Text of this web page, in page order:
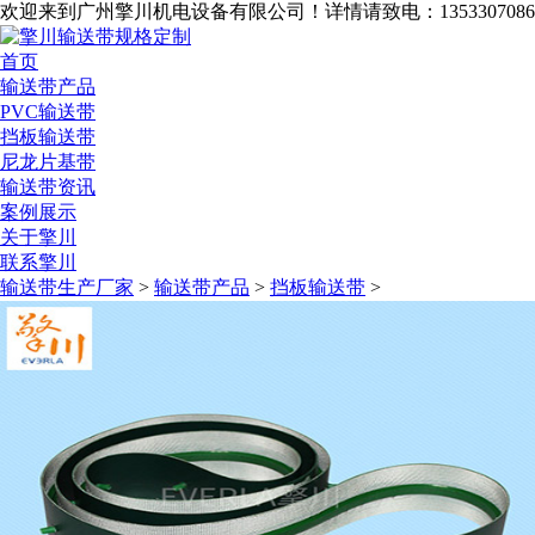
欢迎来到广州擎川机电设备有限公司！ 详情请致电：
首页
输送带产品
PVC输送带
挡板输送带
尼龙片基带
输送带资讯
案例展示
关于擎川
联系擎川
输送带生产厂家 > 输送带产品 > 挡板输送带 >